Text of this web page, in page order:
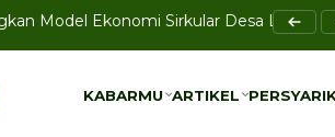
PDM Kota Solo Gelar Raker Sekolah
KABARMU ARTIKEL